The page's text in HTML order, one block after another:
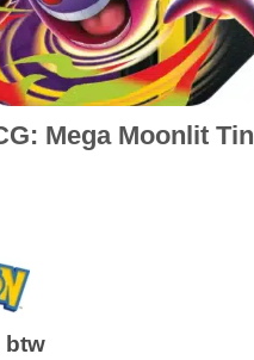
Mega Moonlit Tin
btw